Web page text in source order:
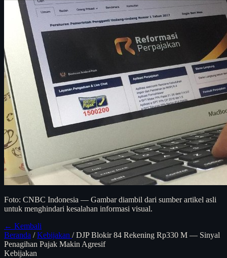
Foto: CNBC Indonesia — Gambar diambil dari sumber artikel asli
untuk menghindari kesalahan informasi visual.
← Kembali
Beranda / Kebijakan / DJP Blokir 84 Rekening Rp330 M — Sinyal
Penagihan Pajak Makin Agresif
Kebijakan